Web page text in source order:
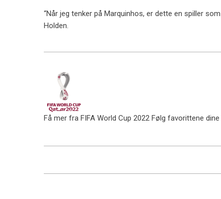
“Når jeg tenker på Marquinhos, er dette en spiller
Holden.
Få mer fra FIFA World Cup 2022 Følg favorittene